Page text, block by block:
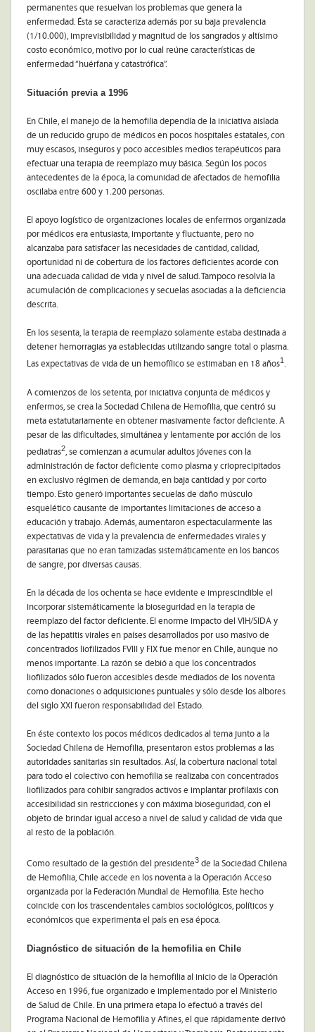
permanentes que resuelvan los problemas que genera la
enfermedad. Ésta se caracteriza además por su baja prevalencia
(1/10.000), imprevisibilidad y magnitud de los sangrados y altísimo
costo económico, motivo por lo cual reúne características de
enfermedad “huérfana y catastrófica”.
Situación previa a 1996
En Chile, el manejo de la hemofilia dependía de la iniciativa aislada
de un reducido grupo de médicos en pocos hospitales estatales, con
muy escasos, inseguros y poco accesibles medios terapéuticos para
efectuar una terapia de reemplazo muy básica. Según los pocos
antecedentes de la época, la comunidad de afectados de hemofilia
oscilaba entre 600 y 1.200 personas.
El apoyo logístico de organizaciones locales de enfermos organizada
por médicos era entusiasta, importante y fluctuante, pero no
alcanzaba para satisfacer las necesidades de cantidad, calidad,
oportunidad ni de cobertura de los factores deficientes acorde con
una adecuada calidad de vida y nivel de salud. Tampoco resolvía la
acumulación de complicaciones y secuelas asociadas a la deficiencia
descrita.
En los sesenta, la terapia de reemplazo solamente estaba destinada a
detener hemorragias ya establecidas utilizando sangre total o plasma.
Las expectativas de vida de un hemofílico se estimaban en 18 años1 .
A comienzos de los setenta, por iniciativa conjunta de médicos y
enfermos, se crea la Sociedad Chilena de Hemofilia, que centró su
meta estatutariamente en obtener masivamente factor deficiente. A
pesar de las dificultades, simultánea y lentamente por acción de los
pediatras2, se comienzan a acumular adultos jóvenes con la
administración de factor deficiente como plasma y crioprecipitados
en exclusivo régimen de demanda, en baja cantidad y por corto
tiempo. Esto generó importantes secuelas de daño músculo
esquelético causante de importantes limitaciones de acceso a
educación y trabajo. Además, aumentaron espectacularmente las
expectativas de vida y la prevalencia de enfermedades virales y
parasitarias que no eran tamizadas sistemáticamente en los bancos
de sangre, por diversas causas.
En la década de los ochenta se hace evidente e imprescindible el
incorporar sistemáticamente la bioseguridad en la terapia de
reemplazo del factor deficiente. El enorme impacto del VIH/SIDA y
de las hepatitis virales en países desarrollados por uso masivo de
concentrados liofilizados FVIII y FIX fue menor en Chile, aunque no
menos importante. La razón se debió a que los concentrados
liofilizados sólo fueron accesibles desde mediados de los noventa
como donaciones o adquisiciones puntuales y sólo desde los albores
del siglo XXI fueron responsabilidad del Estado.
En éste contexto los pocos médicos dedicados al tema junto a la
Sociedad Chilena de Hemofilia, presentaron estos problemas a las
autoridades sanitarias sin resultados. Así, la cobertura nacional total
para todo el colectivo con hemofilia se realizaba con concentrados
liofilizados para cohibir sangrados activos e implantar profilaxis con
accesibilidad sin restricciones y con máxima bioseguridad, con el
objeto de brindar igual acceso a nivel de salud y calidad de vida que
al resto de la población.
Como resultado de la gestión del presidente3 de la Sociedad Chilena
de Hemofilia, Chile accede en los noventa a la Operación Acceso
organizada por la Federación Mundial de Hemofilia. Este hecho
coincide con los trascendentales cambios sociológicos, políticos y
económicos que experimenta el país en esa época.
Diagnóstico de situación de la hemofilia en Chile
El diagnóstico de situación de la hemofilia al inicio de la Operación
Acceso en 1996, fue organizado e implementado por el Ministerio
de Salud de Chile. En una primera etapa lo efectuó a través del
Programa Nacional de Hemofilia y Afines, el que rápidamente derivó